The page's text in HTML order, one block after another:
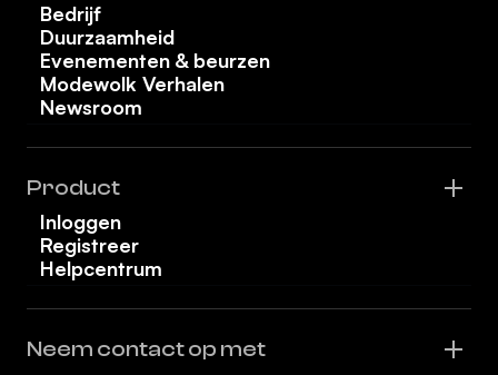
Bedrijf
Duurzaamheid
Evenementen & beurzen
Modewolk Verhalen
Newsroom
Product
Inloggen
Registreer
Helpcentrum
Neem contact op met